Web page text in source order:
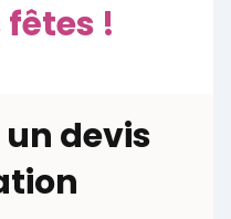
fêtes !
devis